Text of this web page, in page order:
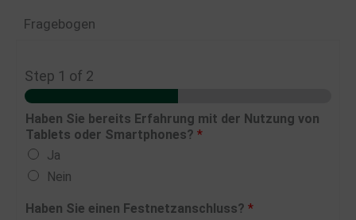
Fragebogen
Step 1 of 2
Haben Sie bereits Erfahrung mit der Nutzung von
Tablets oder Smartphones? *
Ja
Nein
Haben Sie einen Festnetzanschluss? *